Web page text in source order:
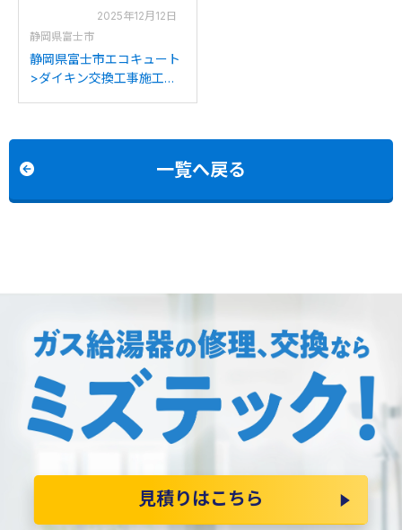
2025年12月12日
静岡県富士市
静岡県富士市エコキュート
>ダイキン交換工事施工事
一覧へ戻る
見積りはこちら